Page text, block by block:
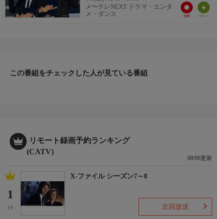
メ〜テレNEXT ドラマ・エンタ
メ・ダンス
この番組をチェックした人が見ている番組
リモート録画予約ランキング
(CATV)
08/06更新
1
(-)
X-ファイル シーズン7～8
次回放送